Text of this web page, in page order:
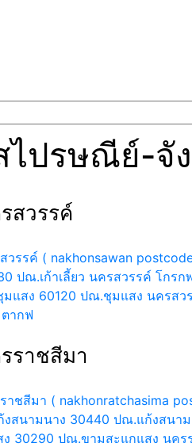
ไปรษณีย์-จั
สวรรค์
รรค์ ( nakhonsawan
ปณ.เก้าเลี้ยว นครสวรรค์ โก
แสง 60120 ปณ.ชุมแสง นครส
ากฟ
ราชสีมา
ชสีมา ( nakhonratchasima
สนามนาง 30440 ปณ.แก้งสน
30290 ปณ.ขามสะแกแสง นค